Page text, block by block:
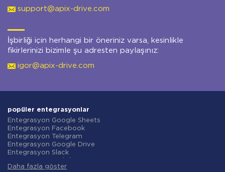
support@apix-drive.com
İşbirliği için herhangi bir öneriniz varsa, kesinlikle
fikirlerinizi bizimle şu adresten paylaşınız:
igor@apix-drive.com
popüler entegrasyonlar
Entegrasyon Google Sheets
Entegrasyon Facebook
Entegrasyon Telegram
Entegrasyon Google Drive
Entegrasyon Slack
Entegrasyon Gmail
Daha fazla göster